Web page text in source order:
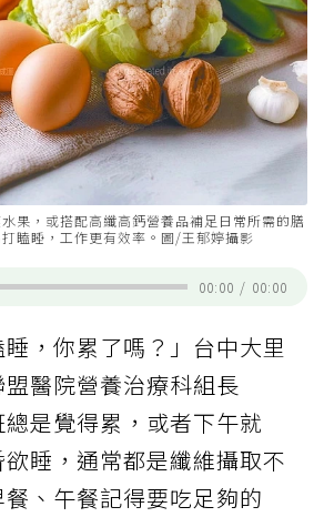
果，或搭配高纖高鈣營養品補足日常所需的膳
瞌睡，工作更有效率。圖/王郁婷攝影
00:00 / 00:00
睡，你累了嗎？」台中大里
醫院營養治療科組長
是覺得累，或者下午就
欲睡，通常都是纖維攝取不
、午餐記得要吃足夠的